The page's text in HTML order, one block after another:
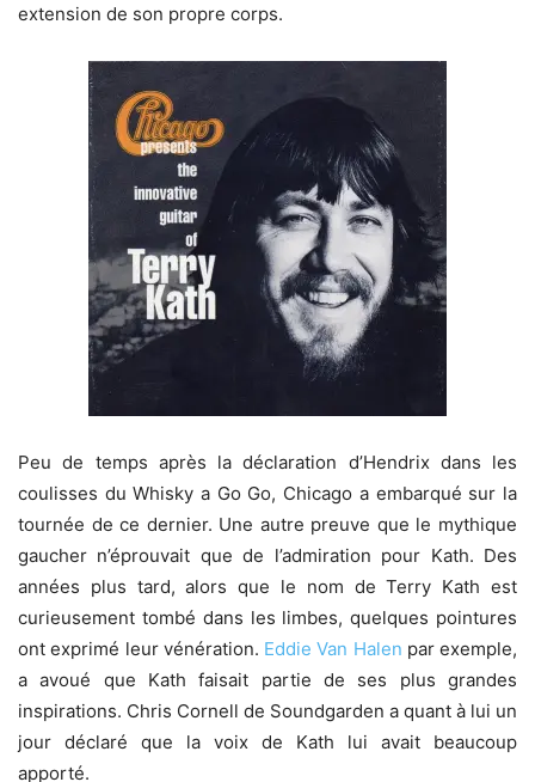
extension de son propre corps.
Peu de temps après la déclaration d’Hendrix dans les
coulisses du Whisky a Go Go, Chicago a embarqué sur la
tournée de ce dernier. Une autre preuve que le mythique
gaucher n’éprouvait que de l’admiration pour Kath. Des
années plus tard, alors que le nom de Terry Kath est
curieusement tombé dans les limbes, quelques pointures
ont exprimé leur vénération. Eddie Van Halen par exemple,
a avoué que Kath faisait partie de ses plus grandes
inspirations. Chris Cornell de Soundgarden a quant à lui un
jour déclaré que la voix de Kath lui avait beaucoup
apporté.